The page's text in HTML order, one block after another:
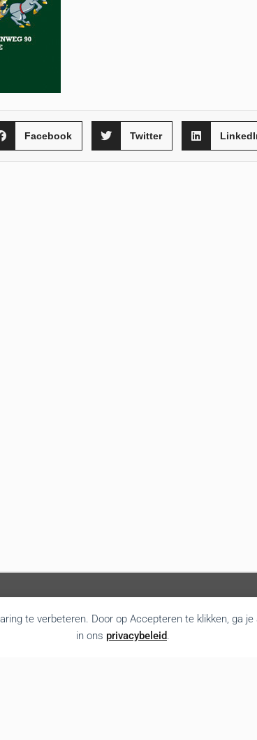
te verbeteren. Door op Accepteren te klikken, ga
in ons privacybeleid.
Facebook Twitter